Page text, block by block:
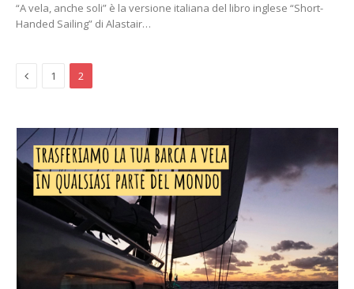
“A vela, anche soli” è la versione italiana del libro inglese “Short-
Handed Sailing” di Alastair…
Previous
1 2